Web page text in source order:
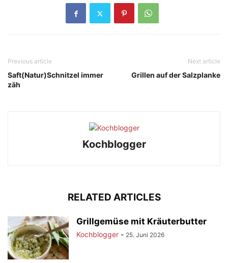
Previous article
Saft(Natur)Schnitzel immer
zäh
Next article
Grillen auf der Salzplanke
Kochblogger
RELATED ARTICLES
Grillgemüse mit Kräuterbutter
Kochblogger - 25. Juni 2026